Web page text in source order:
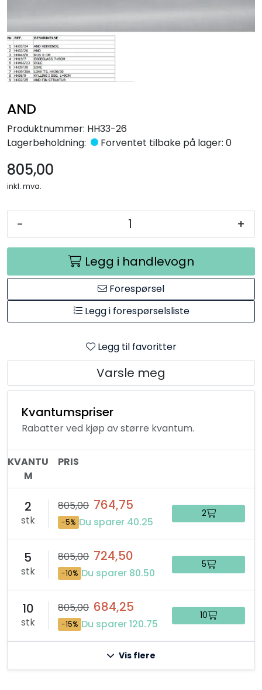
AND
Produktnummer: HH33-26
Lagerbeholdning:
Forventet tilbake på lager: 0
805,00
inkl. mva.
- +
Legg i handlevogn
Forespørsel
Legg i forespørselsliste
Legg til favoritter
Varsle meg
Kvantumspriser
Rabatter ved kjøp av større kvantum.
KVANTU
M
PRIS
2
stk
805,00 764,75
-5% Du sparer 40.25
2
5
stk
805,00 724,50
-10% Du sparer 80.50
5
10
stk
805,00 684,25
-15% Du sparer 120.75
10
Vis flere
Gipsformer
Dekaler
Glass
Bøker